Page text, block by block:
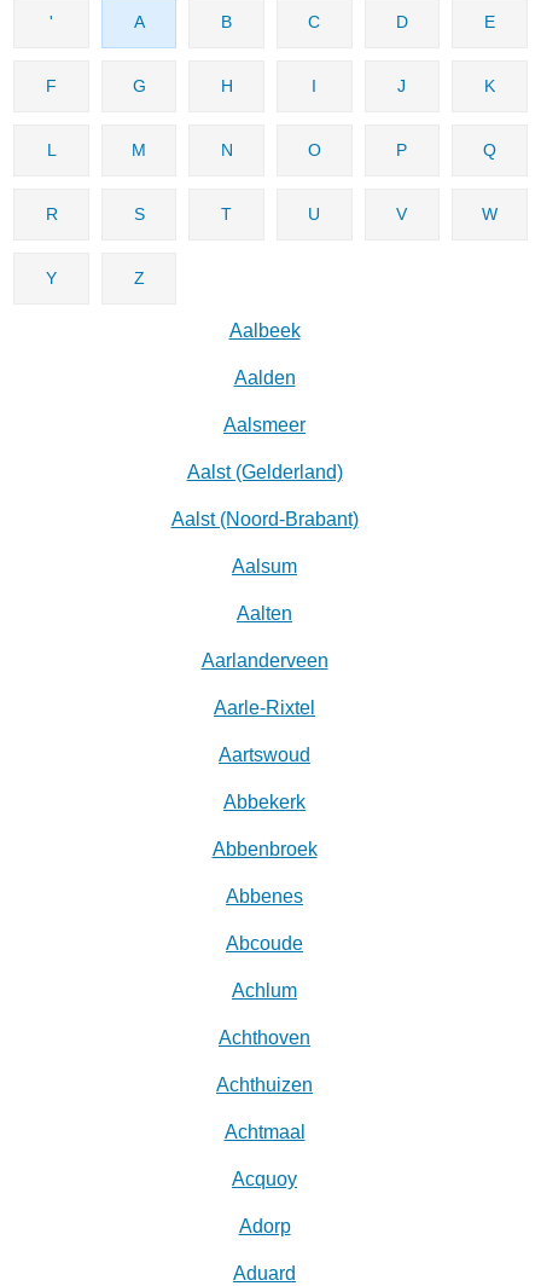
' A B C D E
F G H I J K
L M N O P Q
R S T U V W
Y Z
Aalbeek
Aalden
Aalsmeer
Aalst (Gelderland)
Aalst (Noord-Brabant)
Aalsum
Aalten
Aarlanderveen
Aarle-Rixtel
Aartswoud
Abbekerk
Abbenbroek
Abbenes
Abcoude
Achlum
Achthoven
Achthuizen
Achtmaal
Acquoy
Adorp
Aduard